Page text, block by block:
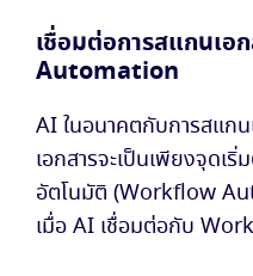
เชื่อมต่อการสแกนเ
Automation
AI ในอนาคตกับการสแกน
เอกสารจะเป็นเพียงจุดเ
อัตโนมัติ (Workflow
เมื่อ AI เชื่อมต่อกับ